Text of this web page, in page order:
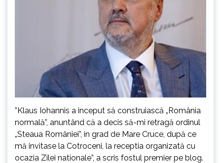
”Klaus Iohannis a inceput să construiască „România
normală”, anuntând că a decis să-mi retragă ordinul
„Steaua României”, in grad de Mare Cruce, după ce
mă invitase la Cotroceni, la receptia organizată cu
ocazia Zilei nationale”, a scris fostul premier pe blog.